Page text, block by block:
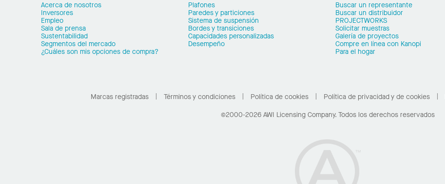
Acerca de nosotros
Inversores
Empleo
Sala de prensa
Sustentabilidad
Segmentos del mercado
¿Cuáles son mis opciones de compra?
Plafones
Paredes y particiones
Sistema de suspensión
Bordes y transiciones
Capacidades personalizadas
Desempeño
Buscar un representante
Buscar un distribuidor
PROJECTWORKS
Solicitar muestras
Galería de proyectos
Compre en línea con Kanopi
Para el hogar
Marcas registradas Términos y condiciones Política de cookies Política de privacidad y de cookies
©2000-2026 AWI Licensing Company. Todos los derechos reservados